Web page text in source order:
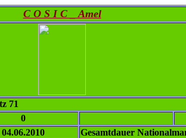
C O S I C _ Amel
71
0
04.06.2010 Gesamtdauer